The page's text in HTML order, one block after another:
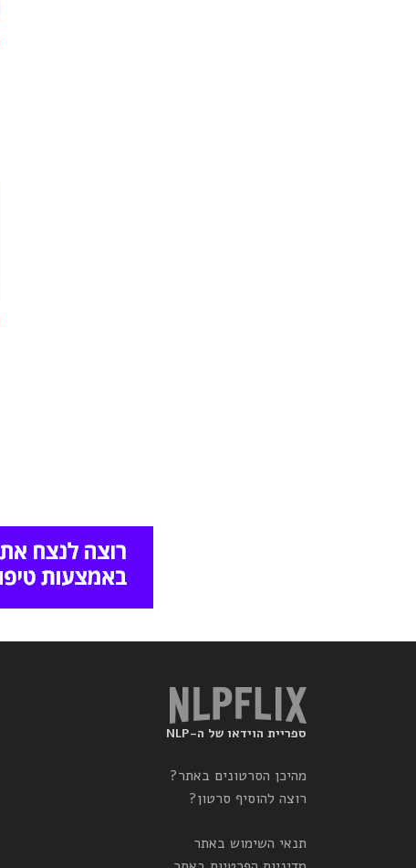
ספריית הוידאו של ה-NLP
מהיכן הסרטונים באתר?
רוצה להוסיף סרטון?
תנאי השימוש באתר